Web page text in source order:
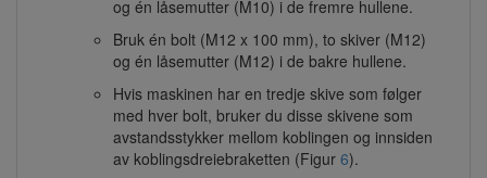
og én låsemutter (M10) i de fremre hullene.
Bruk én bolt (M12 x 100 mm), to skiver (M12)
og én låsemutter (M12) i de bakre hullene.
Hvis maskinen har en tredje skive som følger
med hver bolt, bruker du disse skivene som
avstandsstykker mellom koblingen og innsiden
av koblingsdreiebraketten (Figur 6).